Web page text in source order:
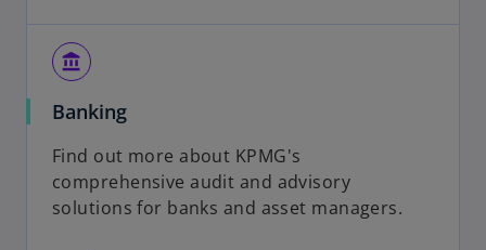
account_balance
Banking
Find out more about KPMG's
comprehensive audit and advisory
solutions for banks and asset managers.